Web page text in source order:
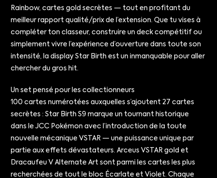
Rainbow, cartes gold secrètes — tout en profitant du
meilleur rapport qualité/prix de l’extension. Que tu vises à
compléter ton classeur, construire un deck compétitif ou
simplement vivre l’expérience d’ouverture dans toute son
intensité, la display Star Birth est un inmanquable pour aller
chercher du gros hit.
Un set pensé pour les collectionneurs
100 cartes numérotées auxquelles s’ajoutent 27 cartes
secrètes : Star Birth S9 marque un tournant historique
dans le JCC Pokémon avec l’introduction de la toute
nouvelle mécanique VSTAR — une puissance unique par
partie aux effets dévastateurs. Arceus VSTAR gold et
Dracaufeu V Alternate Art sont parmi les cartes les plus
recherchées de tout le bloc Écarlate et Violet. Chaque